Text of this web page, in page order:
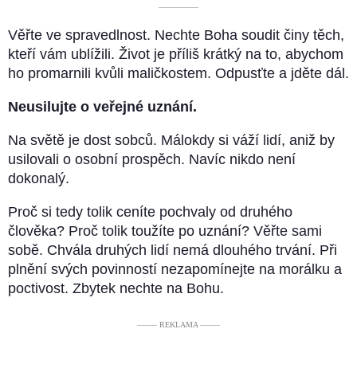
––––––––––
Věřte ve spravedlnost. Nechte Boha soudit činy těch,
kteří vám ublížili. Život je příliš krátký na to, abychom
ho promarnili kvůli maličkostem. Odpusťte a jděte dál.
Neusilujte o veřejné uznání.
Na světě je dost sobců. Málokdy si váží lidí, aniž by
usilovali o osobní prospěch. Navíc nikdo není
dokonalý.
Proč si tedy tolik ceníte pochvaly od druhého
člověka? Proč tolik toužíte po uznání? Věřte sami
sobě. Chvála druhých lidí nemá dlouhého trvání. Při
plnění svých povinností nezapomínejte na morálku a
poctivost. Zbytek nechte na Bohu.
––––– REKLAMA –––––